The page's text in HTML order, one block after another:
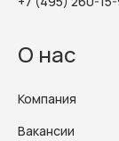
О нас
Компания
Вакансии